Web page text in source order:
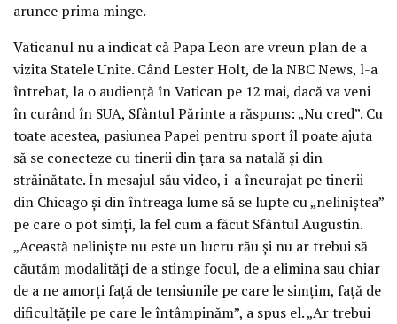
arunce prima minge.
Vaticanul nu a indicat că Papa Leon are vreun plan de a
vizita Statele Unite. Când Lester Holt, de la NBC News, l-a
întrebat, la o audiență în Vatican pe 12 mai, dacă va veni
în curând în SUA, Sfântul Părinte a răspuns: „Nu cred”. Cu
toate acestea, pasiunea Papei pentru sport îl poate ajuta
să se conecteze cu tinerii din țara sa natală și din
străinătate. În mesajul său video, i-a încurajat pe tinerii
din Chicago și din întreaga lume să se lupte cu „neliniștea”
pe care o pot simți, la fel cum a făcut Sfântul Augustin.
„Această neliniște nu este un lucru rău și nu ar trebui să
căutăm modalități de a stinge focul, de a elimina sau chiar
de a ne amorți față de tensiunile pe care le simțim, față de
dificultățile pe care le întâmpinăm”, a spus el. „Ar trebui